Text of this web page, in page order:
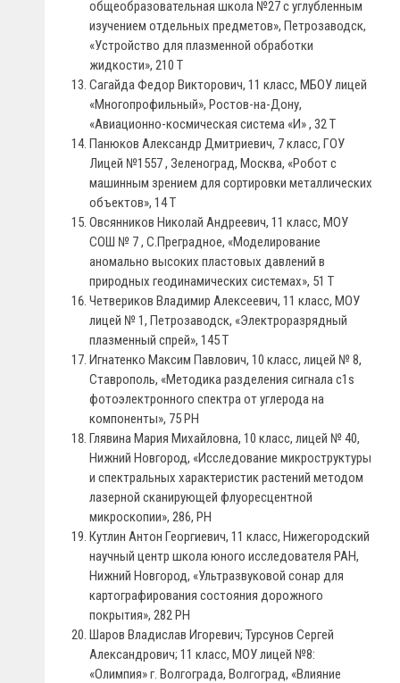
общеобразовательная школа №27 с углубленным
изучением отдельных предметов», Петрозаводск,
«Устройство для плазменной обработки
жидкости», 210 Т
Сагайда Федор Викторович, 11 класс, МБОУ лицей
«Многопрофильный», Ростов-на-Дону,
«Авиационно-космическая система «И» , 32 Т
Панюков Александр Дмитриевич, 7 класс, ГОУ
Лицей №1557 , Зеленоград, Москва, «Робот с
машинным зрением для сортировки металлических
объектов», 14 Т
Овсянников Николай Андреевич, 11 класс, МОУ
СОШ № 7 , С.Преградное, «Моделирование
аномально высоких пластовых давлений в
природных геодинамических системах», 51 Т
Четвериков Владимир Алексеевич, 11 класс, МОУ
лицей № 1, Петрозаводск, «Электроразрядный
плазменный спрей», 145 Т
Игнатенко Максим Павлович, 10 класс, лицей № 8,
Ставрополь, «Методика разделения сигнала с1s
фотоэлектронного спектра от углерода на
компоненты», 75 PH
Глявина Мария Михайловна, 10 класс, лицей № 40,
Нижний Новгород, «Исследование микроструктуры
и спектральных характеристик растений методом
лазерной сканирующей флуоресцентной
микроскопии», 286, PH
Кутлин Антон Георгиевич, 11 класс, Нижегородский
научный центр школа юного исследователя РАН,
Нижний Новгород, «Ультразвуковой сонар для
картографирования состояния дорожного
покрытия», 282 PH
Шаров Владислав Игоревич; Турсунов Сергей
Александрович; 11 класс, МОУ лицей №8:
«Олимпия» г. Волгограда, Волгоград, «Влияние